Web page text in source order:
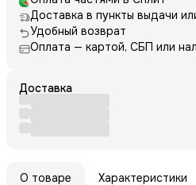
Доставка в пункты выдачи
Удобный возврат
Оплата — картой, СБП или
Доставка
О товаре Характеристики